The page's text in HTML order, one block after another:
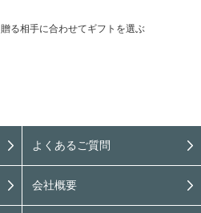
贈る相手に合わせてギフトを選ぶ
よくあるご質問
会社概要